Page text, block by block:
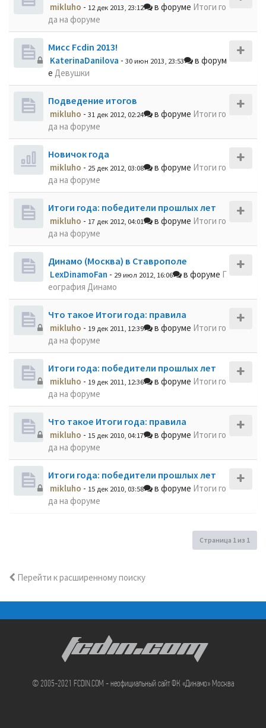
mikluho - 12 дек 2013, 23:12 в форуме Итоги го
да на форуме
Мисс Fcdin 2013!
KaterinaDanilova - 30 июн 2013, 23:53
в форум
е Девушки
Подведение итогов
mikluho - 31 дек 2012, 02:24 в форуме Итоги го
да на форуме
Новичок года
mikluho - 25 дек 2012, 03:08 в форуме Итоги го
да на форуме
Итоги года: победители прошлых лет
mikluho - 17 дек 2012, 04:01 в форуме Итоги го
да на форуме
Динамо (Москва) в Ставрополе
LexDinamoFan - 29 июл 2012, 16:06 в форуме Г
еография Динамо
Что такое Итоги года: правила
mikluho - 19 дек 2011, 12:39 в форуме Итоги го
да на форуме
Итоги года: победители прошлых лет
mikluho - 19 дек 2011, 12:36 в форуме Итоги го
да на форуме
Что такое Итоги года: правила
mikluho - 15 дек 2010, 04:17 в форуме Итоги го
да на форуме
Итоги года: победители прошлых лет
mikluho - 15 дек 2010, 03:58 в форуме Итоги го
да на форуме
Страница 1из 1
Перейти к расширенному поиску
FCDIN.COM
© 2005-2021 FCDIN.COM - неофициальный сайт ФК «Динамо» Москва